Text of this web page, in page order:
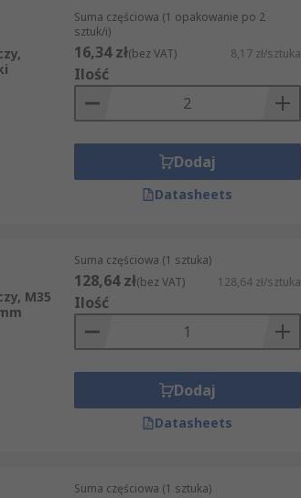
Suma częściowa (1 opakowanie po 2
sztuk/i)
16,34 zł(bez VAT) 8,17 zł/sztuka
Ilość
Dodaj
Datasheets
M35
Suma częściowa (1 sztuka)
128,64 zł(bez VAT) 128,64 zł/sztuka
Ilość
Dodaj
Datasheets
Suma częściowa (1 sztuka)